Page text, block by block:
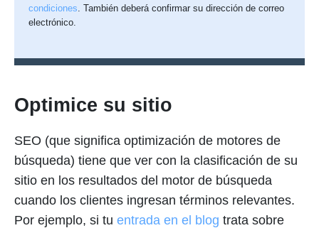
condiciones . También deberá confirmar su dirección de correo
electrónico.
Optimice su sitio
SEO (que significa optimización de motores de
búsqueda) tiene que ver con la clasificación de su
sitio en los resultados del motor de búsqueda
cuando los clientes ingresan términos relevantes.
Por ejemplo, si tu entrada en el blog trata sobre